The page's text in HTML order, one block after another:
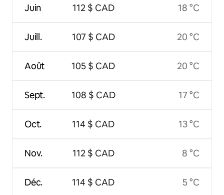
Juin
Juill.
Août
Sept.
Oct.
Nov.
Déc.
112 $ CAD
107 $ CAD
105 $ CAD
108 $ CAD
114 $ CAD
112 $ CAD
114 $ CAD
18 °C
20 °C
20 °C
17 °C
13 °C
8 °C
5 °C